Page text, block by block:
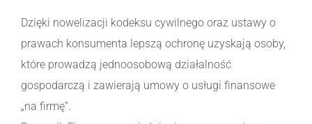
Dzięki nowelizacji kodeksu cywilnego oraz ustawy o
prawach konsumenta lepszą ochronę uzyskają osoby,
które prowadzą jednoosobową działalność
gospodarczą i zawierają umowy o usługi finansowe
„na firmę”.